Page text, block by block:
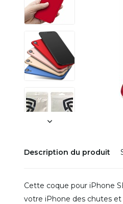
Description du produit
Cette coque pour iPhone
votre iPhone des chutes